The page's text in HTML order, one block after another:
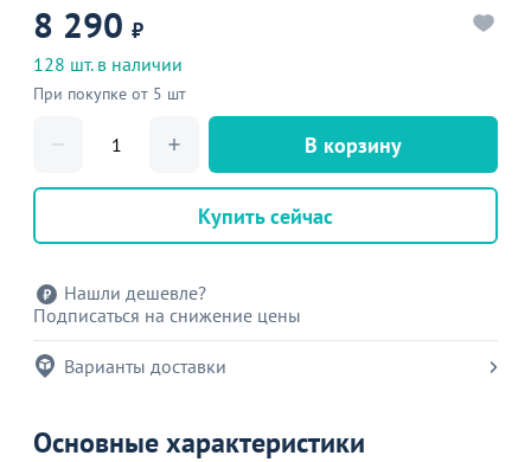
8 290 ₽
128 шт. в наличии
При покупке от 5 шт
В корзину
Купить сейчас
Нашли дешевле?
Подписаться на снижение цены
Варианты доставки
Основные характеристики